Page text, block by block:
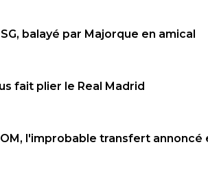
balayé par Majorque en amical
fait plier le Real Madrid
l'improbable transfert annoncé